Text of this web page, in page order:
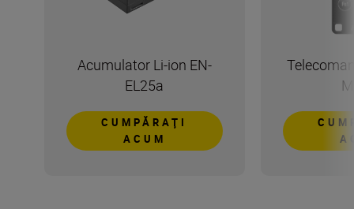
Acumulator Li-ion EN-
EL25a
CUMPĂRAŢI
ACUM